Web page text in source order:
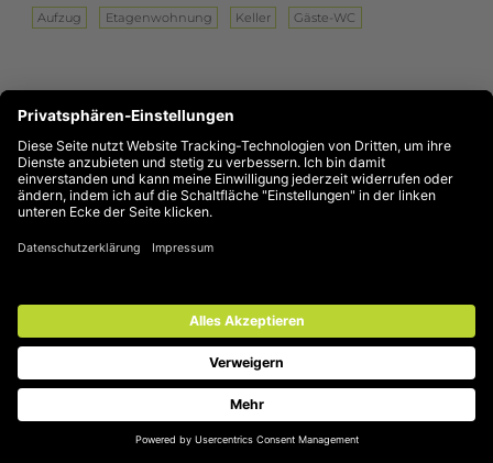
Aufzug Eta­gen­woh­nung Keller Gäste-WC
Wohnung in Mülheim-Saarn ansehen